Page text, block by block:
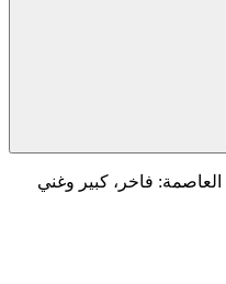
فاخر، كبير وغني